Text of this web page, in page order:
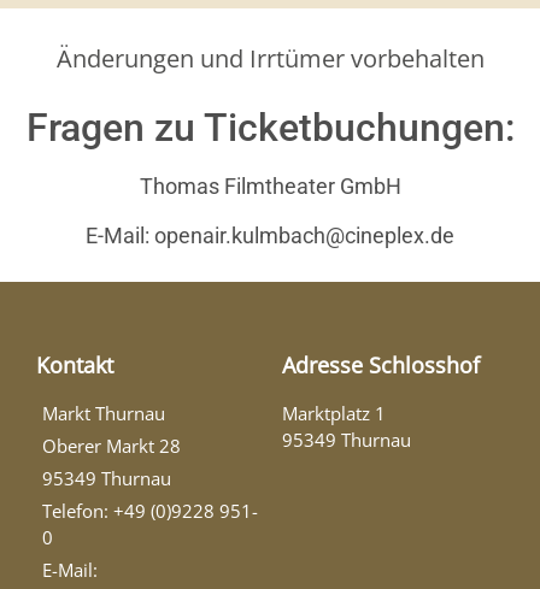
Änderungen und Irrtümer vorbehalten
Fragen zu Ticketbuchungen:
Thomas Filmtheater GmbH
E-Mail: openair.kulmbach@cineplex.de
Kontakt
Markt Thurnau
Oberer Markt 28
95349 Thurnau
Telefon: +49 (0)9228 951-
0
E-Mail:
Adresse Schlosshof
Marktplatz 1
95349 Thurnau